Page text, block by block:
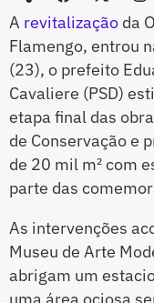
A revitalização da
Flamengo, entrou
(23), o prefeito
Cavaliere (PSD)
etapa final das
de Conservação e
de 20 mil m² com
parte das
As intervenções
Museu de Arte
abrigam um
uma área ociosa